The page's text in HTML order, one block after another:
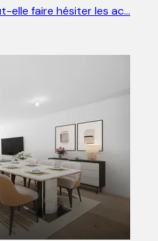
elle faire hésiter les ac…